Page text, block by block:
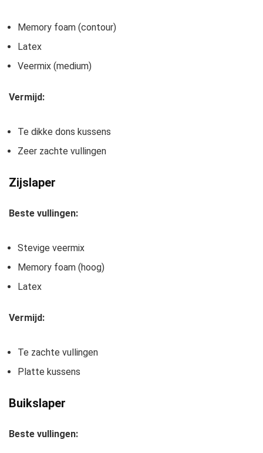
Memory foam (contour)
Latex
Veermix (medium)
Vermijd:
Te dikke dons kussens
Zeer zachte vullingen
Zijslaper
Beste vullingen:
Stevige veermix
Memory foam (hoog)
Latex
Vermijd:
Te zachte vullingen
Platte kussens
Buikslaper
Beste vullingen: